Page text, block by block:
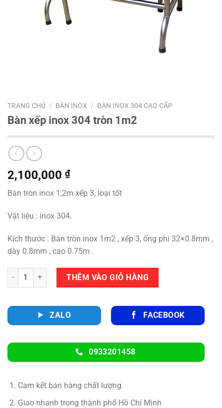
TRANG CHỦ / BÀN INOX / BÀN INOX 304 CAO CẤP
Bàn xếp inox 304 tròn 1m2
2,100,000 ₫
Bàn tròn inox 1,2m xếp 3, loại tốt
Vật liệu : inox 304.
Kích thước : Bàn tròn inox 1m2 , xếp 3, ống phi 32×0.8mm ,
dày 0.8mm , cao 0.75m .
Số lượng THÊM VÀO GIỎ HÀNG
ZALO FACEBOOK
0933201458
Cam kết bán hàng chất lượng
Giao nhanh trong thành phố Hồ Chí Minh